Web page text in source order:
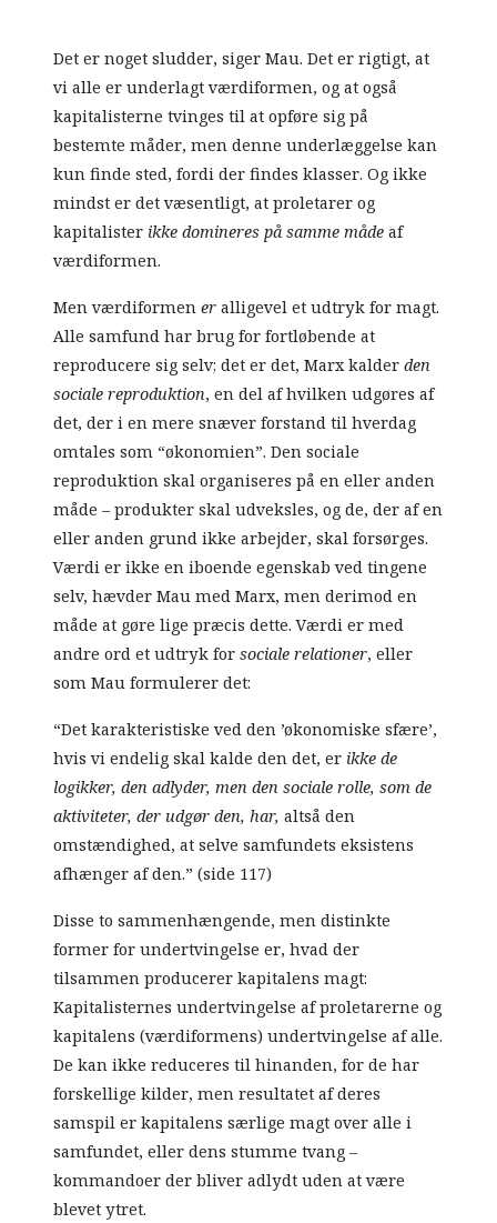
Det er noget sludder, siger Mau. Det er rigtigt, at
vi alle er underlagt værdiformen, og at også
kapitalisterne tvinges til at opføre sig på
bestemte måder, men denne underlæggelse kan
kun finde sted, fordi der findes klasser. Og ikke
mindst er det væsentligt, at proletarer og
kapitalister ikke domineres på samme mådeaf
værdiformen.
Men værdiformeneralligevel et udtryk for magt.
Alle samfund har brug for fortløbende at
reproducere sig selv; det er det, Marx kalderden
sociale reproduktion, en del af hvilken udgøres af
det, der i en mere snæver forstand til hverdag
omtales som “økonomien”. Den sociale
reproduktion skal organiseres på en eller anden
måde – produkter skal udveksles, og de, der af en
eller anden grund ikke arbejder, skal forsørges.
Værdi er ikke en iboende egenskab ved tingene
selv, hævder Mau med Marx, men derimod en
måde at gøre lige præcis dette. Værdi er med
andre ord et udtryk forsociale relationer, eller
som Mau formulerer det:
“Det karakteristiske ved den ’økonomiske sfære’,
hvis vi endelig skal kalde den det, er ikke de
logikker, den adlyder, men den sociale rolle, som de
aktiviteter, der udgør den, har, altså den
omstændighed, at selve samfundets eksistens
afhænger af den.” (side 117)
Disse to sammenhængende, men distinkte
former for undertvingelse er, hvad der
tilsammen producerer kapitalens magt:
Kapitalisternes undertvingelse af proletarerne og
kapitalens (værdiformens) undertvingelse af alle.
De kan ikke reduceres til hinanden, for de har
forskellige kilder, men resultatet af deres
samspil er kapitalens særlige magt over alle i
samfundet, eller dens stumme tvang –
kommandoer der bliver adlydt uden at være
blevet ytret.